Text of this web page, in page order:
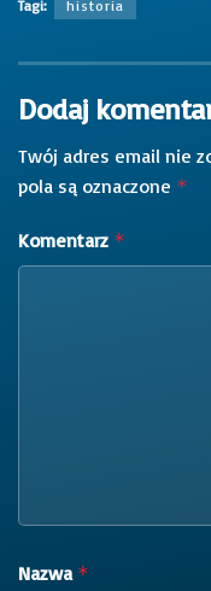
Tagi: historia
Dodaj
Twój adres email nie
pola są oznaczone *
Komentarz *
Nazwa *